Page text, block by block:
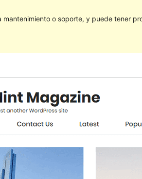
mantenimiento o soporte, y puede tener